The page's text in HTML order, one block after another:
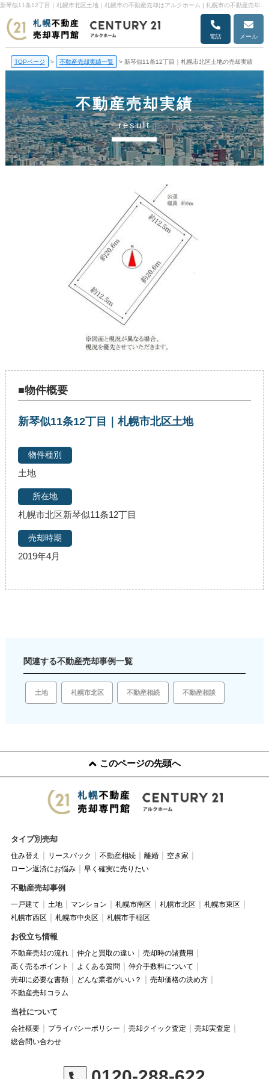
電話 メール
TOPページ > 不動産売却実績一覧 > 新琴似11条12丁目｜札幌市北区土地の売却実績
不動産売却実績
result
■物件概要
新琴似11条12丁目｜札幌市北区土地
土地
札幌市北区新琴似11条12丁目
2019年4月
関連する不動産売却事例一覧
土地 札幌市北区 不動産相続 不動産相談
このページの先頭へ
タイプ別売却
住み替え リースバック 不動産相続 離婚
空き家
ローン返済にお悩み
早く確実に売りたい
不動産売却事例
一戸建て 土地 マンション 札幌市南区 札幌市北区
札幌市東区
札幌市西区
札幌市中央区 札幌市手稲区
お役立ち情報
不動産売却の流れ 仲介と買取の違い
売却時の諸費用
高く売るポイント
よくある質問
仲介手数料について
売却に必要な書類
どんな業者がいい？
売却価格の決め方
不動産売却コラム
当社について
会社概要 プライバシーポリシー 売却クイック査定
売却実査定
総合問い合わせ